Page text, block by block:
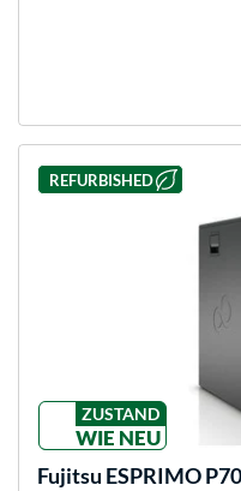
REFURBISHED
ZUSTAND
WIE NEU
Fujitsu ESPRIMO